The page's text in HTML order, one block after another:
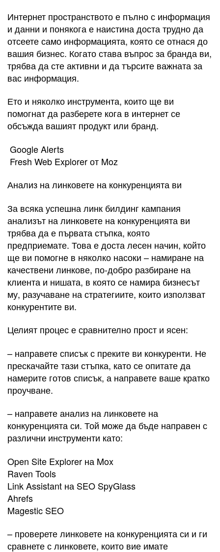
Интернет пространството е пълно с информация
и данни и понякога е наистина доста трудно да
отсеете само информацията, която се отнася до
вашия бизнес. Когато става въпрос за бранда ви,
трябва да сте активни и да търсите важната за
вас информация.
Ето и няколко инструмента, които ще ви
помогнат да разберете кога в интернет се
обсъжда вашият продукт или бранд.
Google Alerts
Fresh Web Explorer от Moz
Анализ на линковете на конкуренцията ви
За всяка успешна линк билдинг кампания
анализът на линковете на конкуренцията ви
трябва да е първата стъпка, която
предприемате. Това е доста лесен начин, който
ще ви помогне в няколко насоки – намиране на
качествени линкове, по-добро разбиране на
клиента и нишата, в която се намира бизнесът
му, разучаване на стратегиите, които използват
конкурентите ви.
Целият процес е сравнително прост и ясен:
– направете списък с преките ви конкуренти. Не
прескачайте тази стъпка, като се опитате да
намерите готов списък, а направете ваше кратко
проучване.
– направете анализ на линковете на
конкуренцията си. Той може да бъде направен с
различни инструменти като:
Open Site Explorer на Mox
Raven Tools
Link Assistant на SEO SpyGlass
Ahrefs
Magestic SEO
– проверете линковете на конкуренцията си и ги
сравнете с линковете, които вие имате